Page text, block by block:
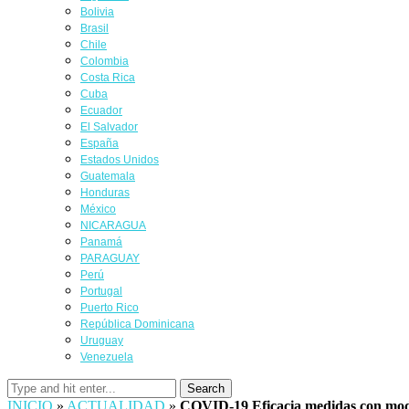
Bolivia
Brasil
Chile
Colombia
Costa Rica
Cuba
Ecuador
El Salvador
España
Estados Unidos
Guatemala
Honduras
México
NICARAGUA
Panamá
PARAGUAY
Perú
Portugal
Puerto Rico
República Dominicana
Uruguay
Venezuela
Search
INICIO » ACTUALIDAD » COVID-19 Eficacia medidas con